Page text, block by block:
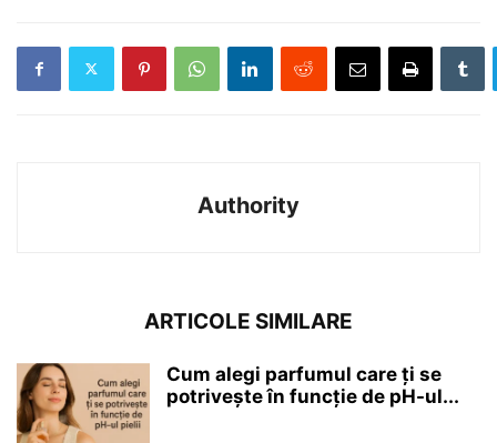
Authority
ARTICOLE SIMILARE
Cum alegi parfumul care ți se
potrivește în funcție de pH-ul...